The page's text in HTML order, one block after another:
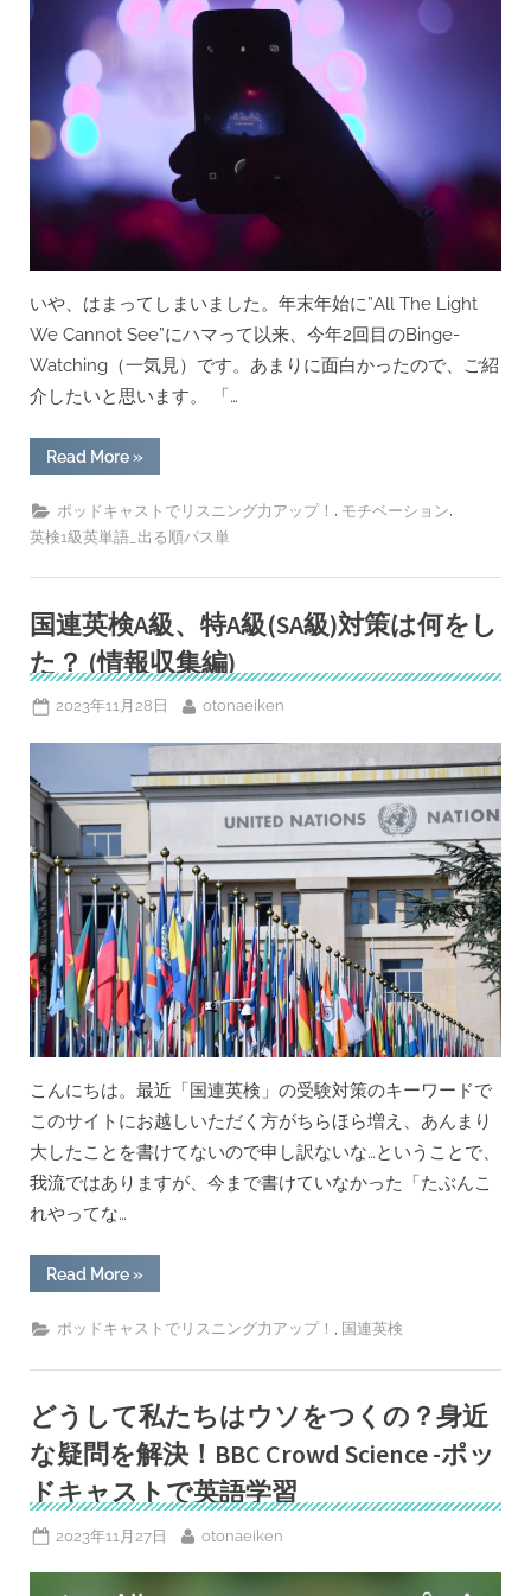
いや、はまってしまいました。年末年始に”All The Light
We Cannot See”にハマって以来、今年2回目のBinge-
Watching（一気見）です。あまりに面白かったので、ご紹
介したいと思います。 「…
Read More“韓
国
ラ
マ
で
K-
drama「セ
レ
ブ
テ
ッ
キ
見”
»
ポッドキャストでリスニング力アップ！ , モチベーション,
英検1級英単語_出る順パス単
国連英検A級、特A級(SA級)対策は何をし
た？ (情報収集編)
Posted
2023年11月28日 By
otonaeiken
こんにちは。最近「国連英検」の受験対策のキーワードで
このサイトにお越しいただく方がちらほら増え、あんまり
大したことを書けてないので申し訳ないな…ということで、
我流ではありますが、今まで書けていなかった「たぶんこ
れやってな…
Read More“国
連
検
A
特
級
(SA
級)
対
策
は
何
し
(情
報
»
ポッドキャストでリスニング力アップ！ 国連英検
どうして私たちはウソをつくの？身近
な疑問を解決！BBC Crowd Science -ポッ
ドキャストで英語学習
Posted
2023年11月27日 By
otonaeiken